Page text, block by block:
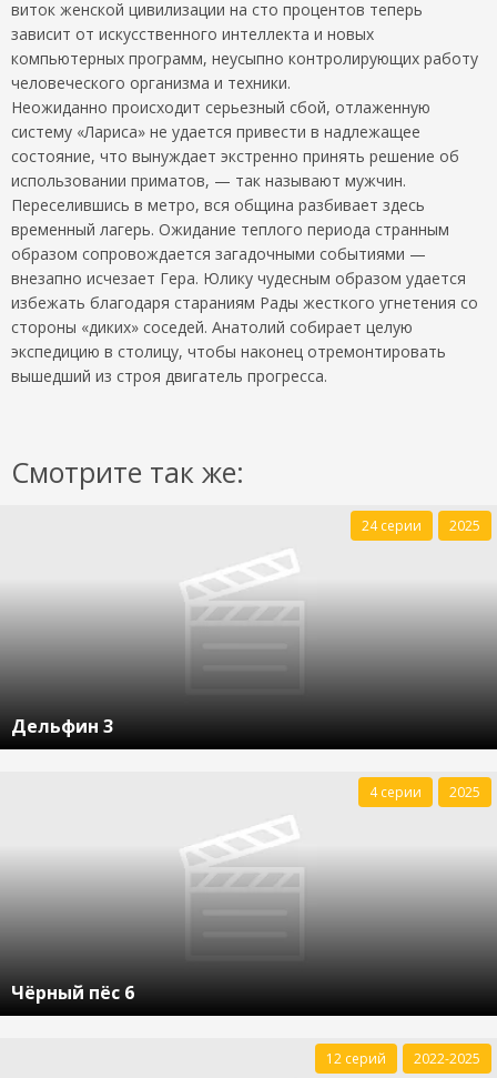
виток женской цивилизации на сто процентов теперь
зависит от искусственного интеллекта и новых
компьютерных программ, неусыпно контролирующих работу
человеческого организма и техники.
Неожиданно происходит серьезный сбой, отлаженную
систему «Лариса» не удается привести в надлежащее
состояние, что вынуждает экстренно принять решение об
использовании приматов, — так называют мужчин.
Переселившись в метро, вся община разбивает здесь
временный лагерь. Ожидание теплого периода странным
образом сопровождается загадочными событиями —
внезапно исчезает Гера. Юлику чудесным образом удается
избежать благодаря стараниям Рады жесткого угнетения со
стороны «диких» соседей. Анатолий собирает целую
экспедицию в столицу, чтобы наконец отремонтировать
вышедший из строя двигатель прогресса.
Смотрите так же:
Дельфин 3
24 серии 2025
Чёрный пёс 6
4 серии 2025
12 серий 2022-2025